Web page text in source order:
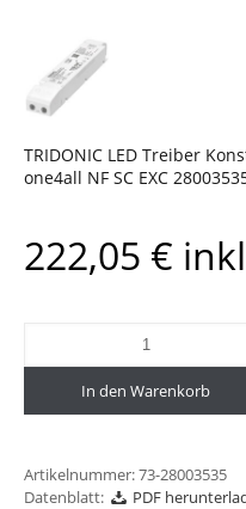
TRIDONIC LED Treiber
one4all NF SC EXC
222,05 €
In den Warenkorb
Artikelnummer:73-28003535
Datenblatt:
PDF